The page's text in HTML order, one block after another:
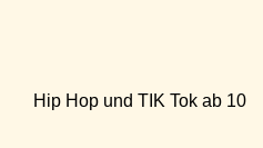
Hip Hop und TIK Tok ab 10